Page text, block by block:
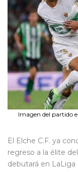
Imagen del partido
El Elche C.F. ya
regreso a la élite
debutará en